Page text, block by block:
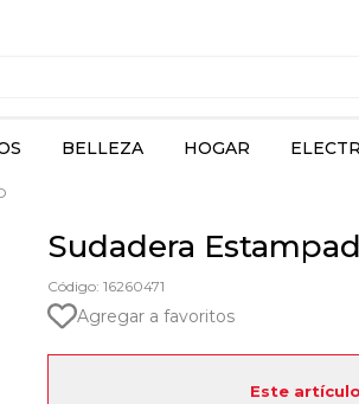
BELLEZA HOGAR
Sudadera
Código: 16260471
Agregar a favoritos
Este